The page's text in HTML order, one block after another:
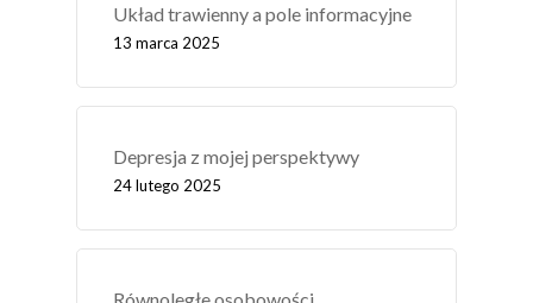
Układ trawienny a pole informacyjne
13 marca 2025
Depresja z mojej perspektywy
24 lutego 2025